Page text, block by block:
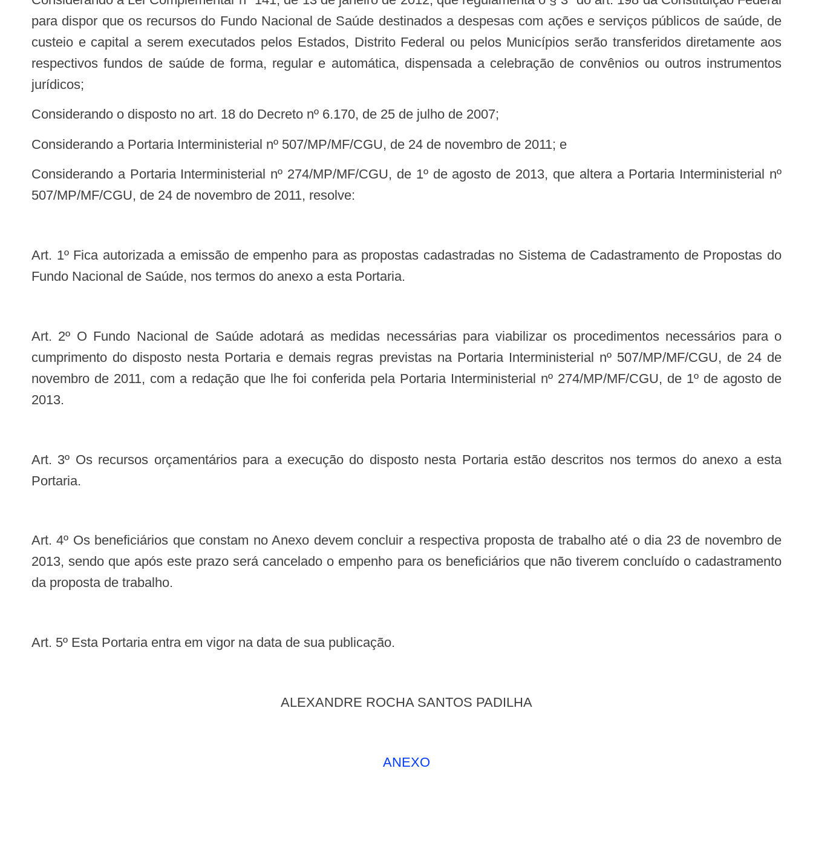
para dispor que os recursos do Fundo Nacional de Saúde destinados a despesas com ações e serviços públicos de saúde, de
custeio e capital a serem executados pelos Estados, Distrito Federal ou pelos Municípios serão transferidos diretamente aos
respectivos fundos de saúde de forma, regular e automática, dispensada a celebração de convênios ou outros instrumentos
jurídicos;
Considerando o disposto no art. 18 do Decreto nº 6.170, de 25 de julho de 2007;
Considerando a Portaria Interministerial nº 507/MP/MF/CGU, de 24 de novembro de 2011; e
Considerando a Portaria Interministerial nº 274/MP/MF/CGU, de 1º de agosto de 2013, que altera a Portaria Interministerial nº
507/MP/MF/CGU, de 24 de novembro de 2011, resolve:
Art. 1º Fica autorizada a emissão de empenho para as propostas cadastradas no Sistema de Cadastramento de Propostas do
Fundo Nacional de Saúde, nos termos do anexo a esta Portaria.
Art. 2º O Fundo Nacional de Saúde adotará as medidas necessárias para viabilizar os procedimentos necessários para o
cumprimento do disposto nesta Portaria e demais regras previstas na Portaria Interministerial nº 507/MP/MF/CGU, de 24 de
novembro de 2011, com a redação que lhe foi conferida pela Portaria Interministerial nº 274/MP/MF/CGU, de 1º de agosto de
2013.
Art. 3º Os recursos orçamentários para a execução do disposto nesta Portaria estão descritos nos termos do anexo a esta
Portaria.
Art. 4º Os beneficiários que constam no Anexo devem concluir a respectiva proposta de trabalho até o dia 23 de novembro de
2013, sendo que após este prazo será cancelado o empenho para os beneficiários que não tiverem concluído o cadastramento
da proposta de trabalho.
Art. 5º Esta Portaria entra em vigor na data de sua publicação.
ALEXANDRE ROCHA SANTOS PADILHA
ANEXO